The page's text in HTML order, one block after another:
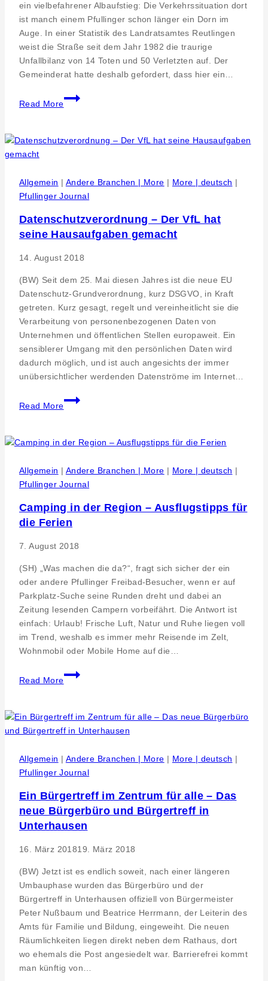
ein vielbefahrener Albaufstieg: Die Verkehrssituation dort
ist manch einem Pfullinger schon länger ein Dorn im
Auge. In einer Statistik des Landratsamtes Reutlingen
weist die Straße seit dem Jahr 1982 die traurige
Unfallbilanz von 14 Toten und 50 Verletzten auf. Der
Gemeinderat hatte deshalb gefordert, dass hier ein…
Read More
Fuß
vom
–
der
Stuhlsteige
Allgemein | Andere Branchen | More | More | deutsch |
Pfullinger Journal
Datenschutzverordnung – Der VfL hat
seine Hausaufgaben gemacht
14. August 2018
(BW) Seit dem 25. Mai diesen Jahres ist die neue EU
Datenschutz-Grundverordnung, kurz DSGVO, in Kraft
getreten. Kurz gesagt, regelt und vereinheitlicht sie die
Verarbeitung von personenbezogenen Daten von
Unternehmen und öffentlichen Stellen europaweit. Ein
sensiblerer Umgang mit den persönlichen Daten wird
dadurch möglich, und ist auch angesichts der immer
unübersichtlicher werdenden Datenströme im Internet…
Read More
Datenschutzverordnung
–
VfL
seine
Hausaufgaben
Allgemein | Andere Branchen | More | More | deutsch |
Pfullinger Journal
Camping in der Region – Ausflugstipps für
die Ferien
7. August 2018
(SH) „Was machen die da?“, fragt sich sicher der ein
oder andere Pfullinger Freibad-Besucher, wenn er auf
Parkplatz-Suche seine Runden dreht und dabei an
Zeitung lesenden Campern vorbeifährt. Die Antwort ist
einfach: Urlaub! Frische Luft, Natur und Ruhe liegen voll
im Trend, weshalb es immer mehr Reisende im Zelt,
Wohnmobil oder Mobile Home auf die…
Read More
Camping
in
Region
–
für
Allgemein | Andere Branchen | More | More | deutsch |
Pfullinger Journal
Ein Bürgertreff im Zentrum für alle – Das
neue Bürgerbüro und Bürgertreff in
Unterhausen
16. März 201819. März 2018
(BW) Jetzt ist es endlich soweit, nach einer längeren
Umbauphase wurden das Bürgerbüro und der
Bürgertreff in Unterhausen offiziell von Bürgermeister
Peter Nußbaum und Beatrice Herrmann, der Leiterin des
Amts für Familie und Bildung, eingeweiht. Die neuen
Räumlichkeiten liegen direkt neben dem Rathaus, dort
wo ehemals die Post angesiedelt war. Barrierefrei kommt
man künftig von…